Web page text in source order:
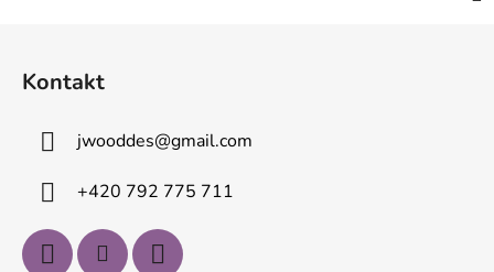
Kontakt
jwooddes@gmail.com
+420 792 775 711